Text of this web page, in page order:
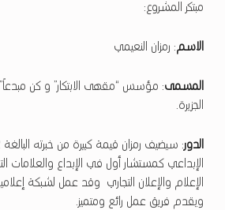
مبتكر المشروع:
الاسم: رمزان النعيمي
المسمى: مؤسس “مقهى الابتكار” و كن مبدعاً”
الجزيرة.
الدور
الإبداعي كمستشار أول في الإبداع
ويقدم فريق عمل رائع ومتميز.